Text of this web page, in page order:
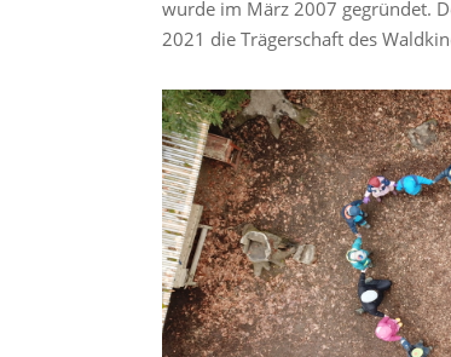
wurde im März 2007 gegründet.
2021 die Trägerschaft des